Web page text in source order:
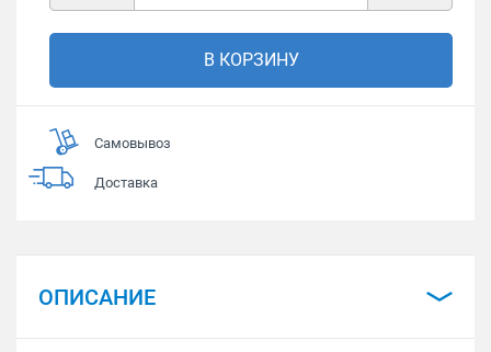
В КОРЗИНУ
Самовывоз
Доставка
ОПИСАНИЕ